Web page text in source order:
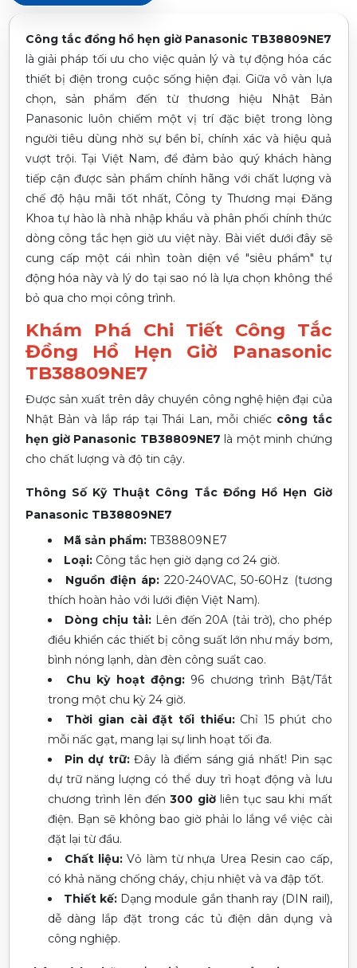
Công tắc đồng hồ hẹn giờ Panasonic TB38809NE7
là giải pháp tối ưu cho việc quản lý và tự động hóa các
thiết bị điện trong cuộc sống hiện đại. Giữa vô vàn lựa
chọn, sản phẩm đến từ thương hiệu Nhật Bản
Panasonic luôn chiếm một vị trí đặc biệt trong lòng
người tiêu dùng nhờ sự bền bỉ, chính xác và hiệu quả
vượt trội. Tại Việt Nam, để đảm bảo quý khách hàng
tiếp cận được sản phẩm chính hãng với chất lượng và
chế độ hậu mãi tốt nhất, Công ty Thương mại Đăng
Khoa tự hào là nhà nhập khẩu và phân phối chính thức
dòng công tắc hẹn giờ ưu việt này. Bài viết dưới đây sẽ
cung cấp một cái nhìn toàn diện về "siêu phẩm" tự
động hóa này và lý do tại sao nó là lựa chọn không thể
bỏ qua cho mọi công trình.
Khám Phá Chi Tiết Công Tắc
Đồng Hồ Hẹn Giờ Panasonic
TB38809NE7
Được sản xuất trên dây chuyền công nghệ hiện đại của
Nhật Bản và lắp ráp tại Thái Lan, mỗi chiếc công tắc
hẹn giờ Panasonic TB38809NE7 là một minh chứng
cho chất lượng và độ tin cậy.
Thông Số Kỹ Thuật Công Tắc Đồng Hồ Hẹn Giờ
Panasonic TB38809NE7
Mã sản phẩm:TB38809NE7
Loại:Công tắc hẹn giờ dạng cơ 24 giờ.
Nguồn điện áp: 220-240VAC, 50-60Hz (tương
thích hoàn hảo với lưới điện Việt Nam).
Dòng chịu tải:Lên đến 20A (tải trở), cho phép
điều khiển các thiết bị công suất lớn như máy bơm,
bình nóng lạnh, dàn đèn công suất cao.
Chu kỳ hoạt động: 96 chương trình Bật/Tắt
trong một chu kỳ 24 giờ.
Thời gian cài đặt tối thiểu:Chỉ 15 phút cho
mỗi nấc gạt, mang lại sự linh hoạt tối đa.
Pin dự trữ:Đây là điểm sáng giá nhất! Pin sạc
dự trữ năng lượng có thể duy trì hoạt động và lưu
chương trình lên đến300 giờliên tục sau khi mất
điện. Bạn sẽ không bao giờ phải lo lắng về việc cài
đặt lại từ đầu.
Chất liệu: Vỏ làm từ nhựa Urea Resin cao cấp,
có khả năng chống cháy, chịu nhiệt và va đập tốt.
Thiết kế:Dạng module gắn thanh ray (DIN rail),
dễ dàng lắp đặt trong các tủ điện dân dụng và
công nghiệp.